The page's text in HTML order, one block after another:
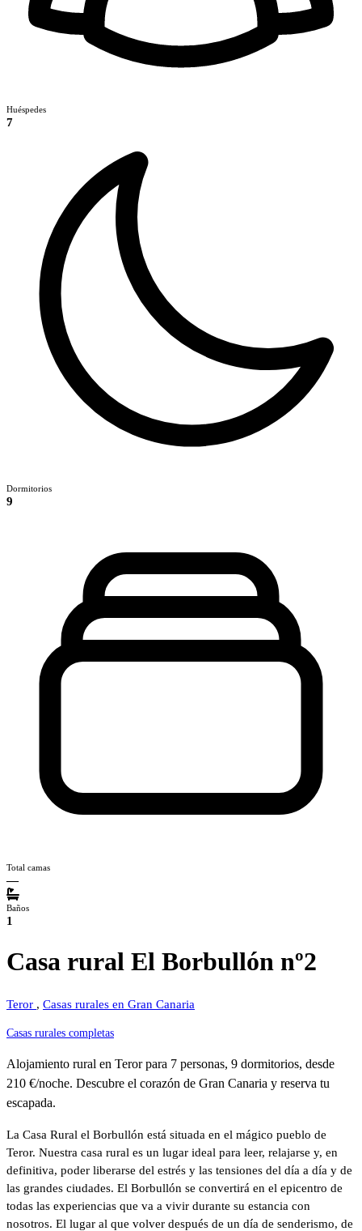
Huéspedes
7
Dormitorios
9
Total camas
—
Baños
1
Casa rural El Borbullón nº2
Teror , Casas rurales en Gran Canaria
Casas rurales completas
Alojamiento rural en Teror para 7 personas, 9 dormitorios, desde
210 €/noche. Descubre el corazón de Gran Canaria y reserva tu
escapada.
La Casa Rural el Borbullón está situada en el mágico pueblo de
Teror. Nuestra casa rural es un lugar ideal para leer, relajarse y, en
definitiva, poder liberarse del estrés y las tensiones del día a día y de
las grandes ciudades. El Borbullón se convertirá en el epicentro de
todas las experiencias que va a vivir durante su estancia con
nosotros. El lugar al que volver después de un día de senderismo, de